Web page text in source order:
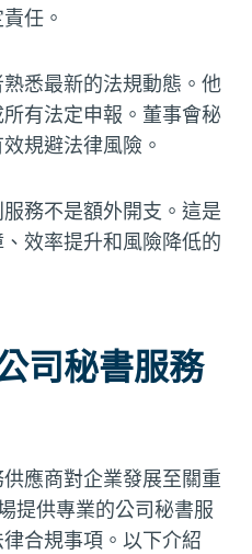
任。
悉最新的法規動態。他
有法定申報。董事會秘
規避法律風險。
務不是額外開支。這是
效率提升和風險降低的
司秘書服務
應商對企業發展至關重
提供專業的公司秘書服
合規事項。以下介紹